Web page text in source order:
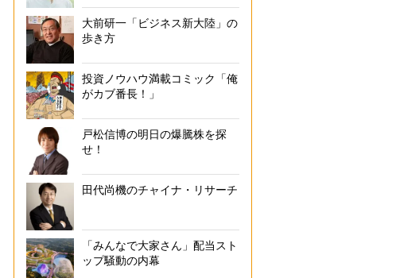
大前研一「ビジネス新大陸」の
歩き方
投資ノウハウ満載コミック「俺
がカブ番長！」
戸松信博の明日の爆騰株を探
せ！
田代尚機のチャイナ・リサーチ
「みんなで大家さん」配当スト
ップ騒動の内幕